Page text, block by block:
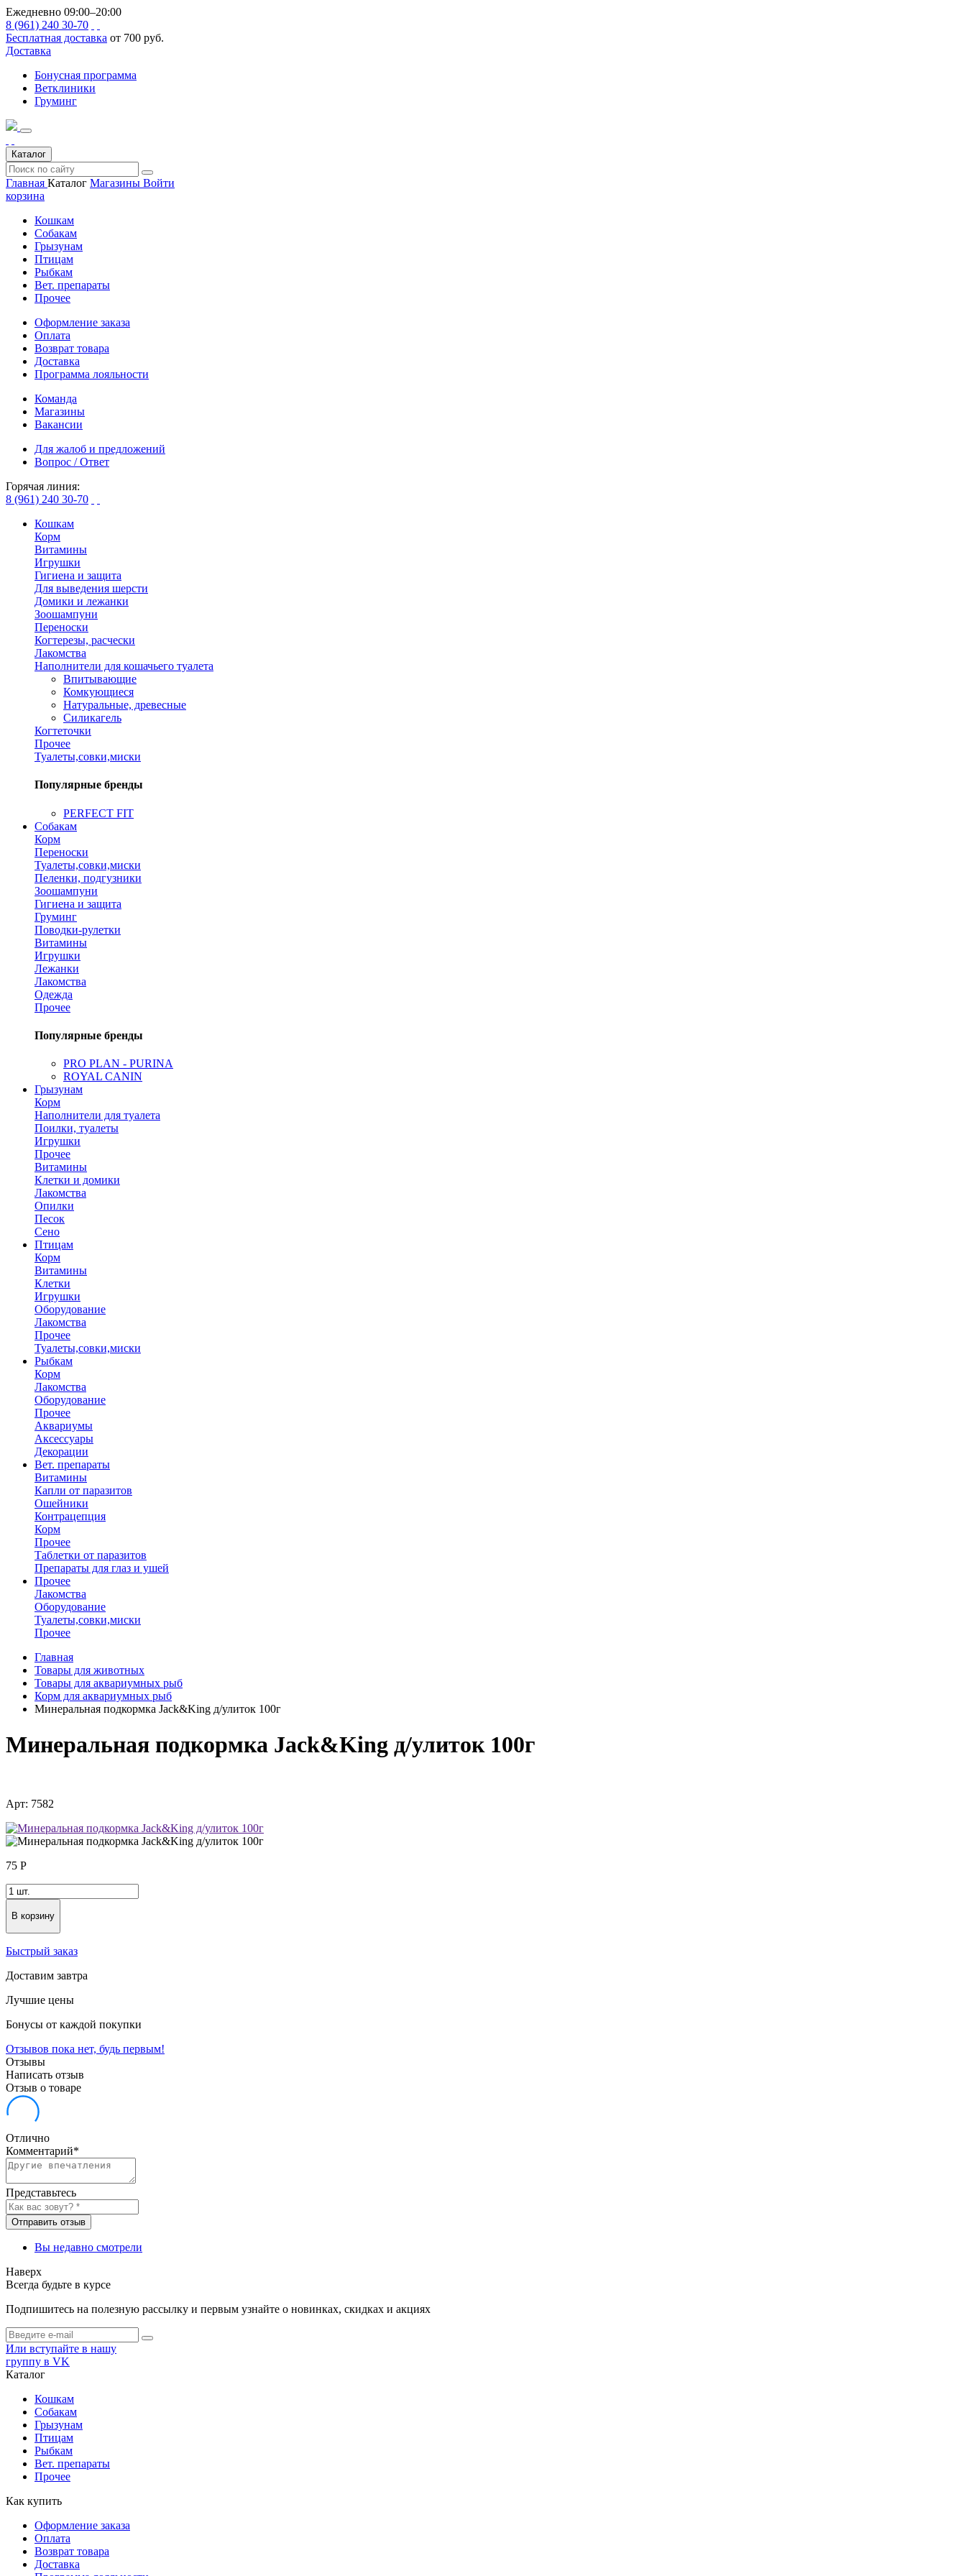
Ежедневно 09:00–20:00
8 (961) 240 30-70
Бесплатная доставка от 700 руб.
Доставка
Бонусная программа
Ветклиники
Груминг
Каталог
Главная Каталог Магазины Войти
корзина
Кошкам
Собакам
Грызунам
Птицам
Рыбкам
Вет. препараты
Прочее
Оформление заказа
Оплата
Возврат товара
Доставка
Программа лояльности
Команда
Магазины
Вакансии
Для жалоб и предложений
Вопрос / Ответ
Горячая линия:
8 (961) 240 30-70
Кошкам
Корм
Витамины
Игрушки
Гигиена и защита
Для выведения шерсти
Домики и лежанки
Зоошампуни
Переноски
Когтерезы, расчески
Лакомства
Наполнители для кошачьего туалета
Впитывающие
Комкующиеся
Натуральные, древесные
Силикагель
Когтеточки
Прочее
Туалеты,совки,миски
Популярные бренды
PERFECT FIT
Собакам
Корм
Переноски
Туалеты,совки,миски
Пеленки, подгузники
Зоошампуни
Гигиена и защита
Груминг
Поводки-рулетки
Витамины
Игрушки
Лежанки
Лакомства
Одежда
Прочее
Популярные бренды
PRO PLAN - PURINA
ROYAL CANIN
Грызунам
Корм
Наполнители для туалета
Поилки, туалеты
Игрушки
Прочее
Витамины
Клетки и домики
Лакомства
Опилки
Песок
Сено
Птицам
Корм
Витамины
Клетки
Игрушки
Оборудование
Лакомства
Прочее
Туалеты,совки,миски
Рыбкам
Корм
Лакомства
Оборудование
Прочее
Аквариумы
Аксессуары
Декорации
Вет. препараты
Витамины
Капли от паразитов
Ошейники
Контрацепция
Корм
Прочее
Таблетки от паразитов
Препараты для глаз и ушей
Прочее
Лакомства
Оборудование
Туалеты,совки,миски
Прочее
Главная
Товары для животных
Товары для аквариумных рыб
Корм для аквариумных рыб
Минеральная подкормка Jack&King д/улиток 100г
Минеральная подкормка Jack&King д/улиток 100г
Арт: 7582
75 Р
В корзину
Быстрый заказ
Доставим завтра
Лучшие цены
Бонусы от каждой покупки
Отзывов пока нет, будь первым!
Отзывы
Написать отзыв
Отзыв о товаре
Отлично
Комментарий*
Представьтесь
Отправить отзыв
Вы недавно смотрели
Наверх
Всегда будьте в курсе
Подпишитесь на полезную рассылку и первым узнайте о новинках, скидках и акциях
Или вступайте в нашу
группу в VK
Каталог
Кошкам
Собакам
Грызунам
Птицам
Рыбкам
Вет. препараты
Прочее
Как купить
Оформление заказа
Оплата
Возврат товара
Доставка